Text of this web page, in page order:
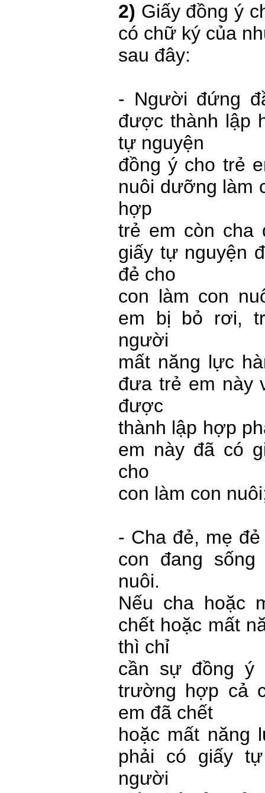
2) Giấy đồng ý
có chữ ký của
sau đây:
- Người đứng
được thành lập
tự nguyện
đồng ý cho trẻ
nuôi dưỡng làm
hợp
trẻ em còn cha
giấy tự nguyện
đẻ cho
con làm con
em bị bỏ rơi,
người
mất năng lực
đưa trẻ em này
được
thành lập hợp
em này đã có
cho
con làm con
- Cha đẻ, mẹ
con đang
nuôi.
Nếu cha hoặc
chết hoặc mất
thì chỉ
cần sự đồng ý
trường hợp cả
em đã chết
hoặc mất năng
phải có giấy
người